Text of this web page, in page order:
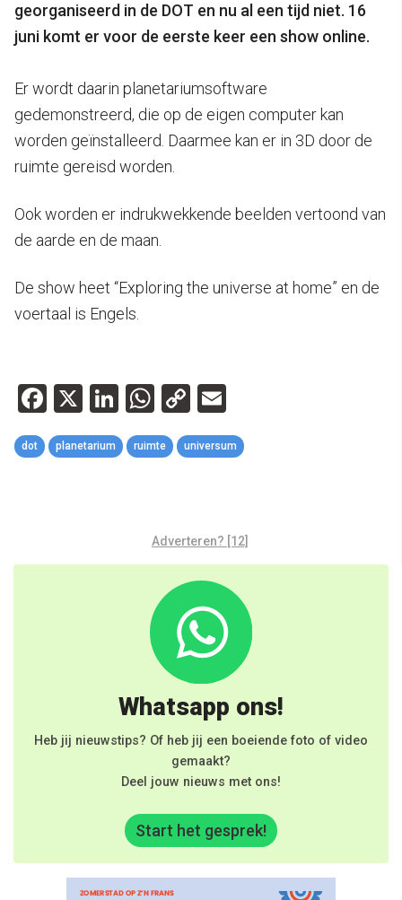
georganiseerd in de DOT en nu al een tijd niet. 16
juni komt er voor de eerste keer een show online.
Er wordt daarin planetariumsoftware
gedemonstreerd, die op de eigen computer kan
worden geïnstalleerd. Daarmee kan er in 3D door de
ruimte gereisd worden.
Ook worden er indrukwekkende beelden vertoond van
de aarde en de maan.
De show heet “Exploring the universe at home” en de
voertaal is Engels.
Facebook
X LinkedIn
WhatsApp
Copy
Link
dot planetarium ruimte universum
Adverteren? [12]
Whatsapp ons!
Heb jij nieuwstips? Of heb jij een boeiende foto of video
gemaakt?
Deel jouw nieuws met ons!
Start het gesprek!